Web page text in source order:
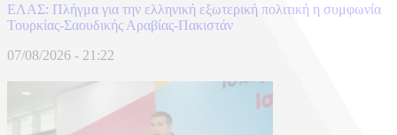
ΕΛΑΣ: Πλήγμα για την ελληνική εξωτερική πολιτική η συμφωνία
Τουρκίας-Σαουδικής Αραβίας-Πακιστάν
07/08/2026 - 21:22